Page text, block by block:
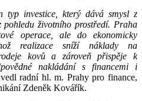
typ investice, který dává smysl z
životního prostředí. Praha
operace, ale do ekonomicky
realizace sníží náklady na
kovů a zároveň přispěje k
nakládání s financemi i
radní hl. m. Prahy pro finance,
Zdeněk Kovářík.